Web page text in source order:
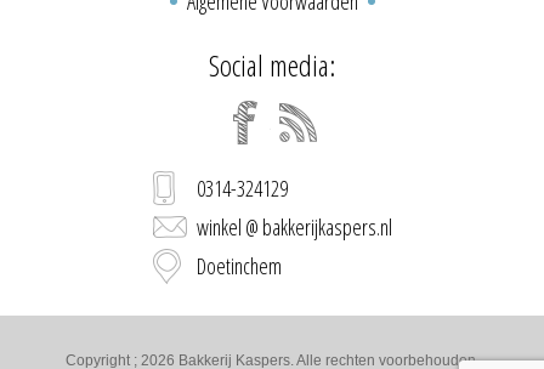
Social media:
0314-324129
winkel @ bakkerijkaspers.nl
Doetinchem
Copyright ; 2026 Bakkerij Kaspers. Alle rechten voorbehouden.